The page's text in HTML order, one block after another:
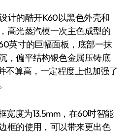
计的酷开K60以黑色外壳和
高光蒸汽模一次主色成型的
英寸的巨幅面板，底部一抹
，偏平结构银色金属压铸底
不算高，一定程度上也加强了
宽度为13.5mm，在60吋智能
框的使用，可以带来更出色